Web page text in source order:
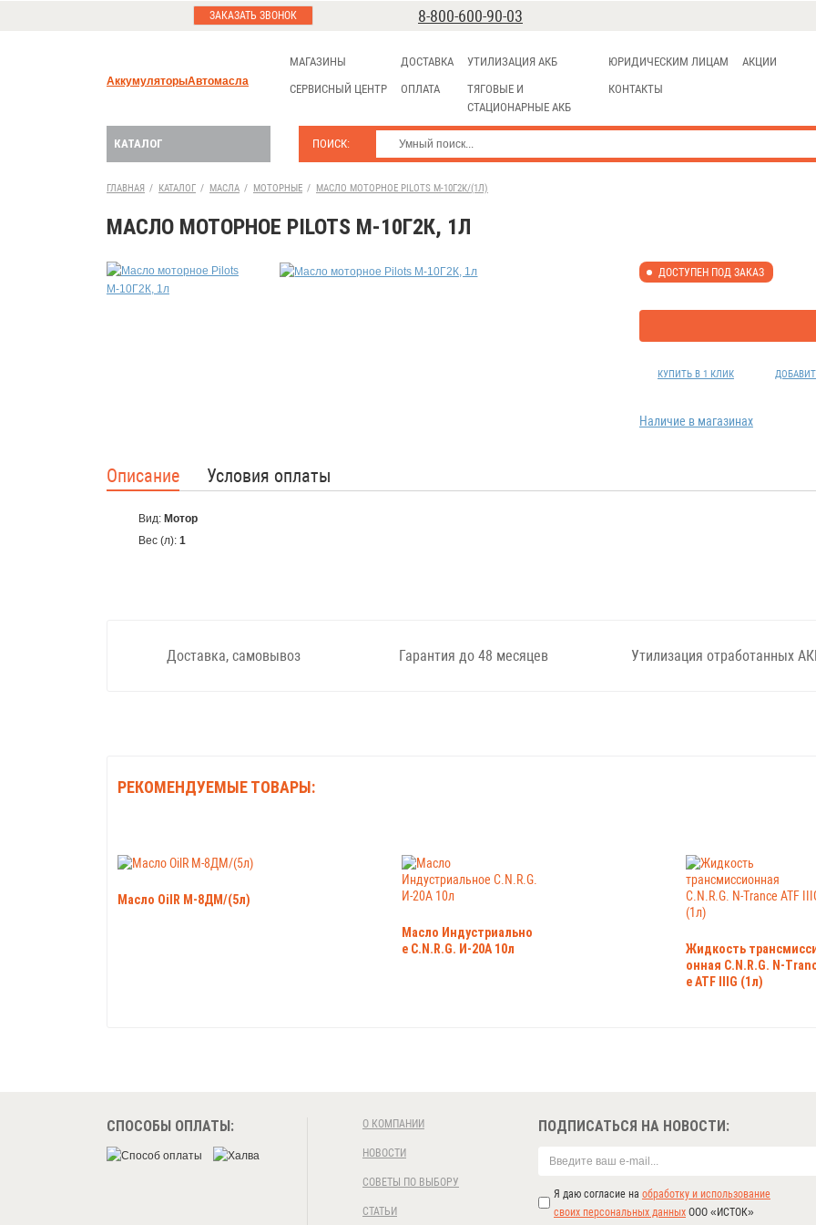
ЗАКАЗАТЬ ЗВОНОК 8-800-600-90-03
АккумуляторыАвтомасла
МАГАЗИНЫ
СЕРВИСНЫЙ ЦЕНТР
ДОСТАВКА
ОПЛАТА
УТИЛИЗАЦИЯ АКБ
ТЯГОВЫЕ И
СТАЦИОНАРНЫЕ АКБ
ЮРИДИЧЕСКИМ ЛИЦАМ
КОНТАКТЫ
АКЦИИ
ПОИСК:
КАТАЛОГ
ГЛАВНАЯ / КАТАЛОГ / МАСЛА / МОТОРНЫЕ / МАСЛО МОТОРНОЕ PILOTS М-10Г2К/(1Л)
МАСЛО МОТОРНОЕ PILOTS М-10Г2К, 1Л
ДОСТУПЕН ПОД ЗАКАЗ
КУПИТЬ В 1 КЛИК
Наличие в магазинах
Описание Условия оплаты
Вид: Мотор
Вес (л): 1
Доставка, самовывоз Гарантия до 48 месяцев Утилизация отработанных
РЕКОМЕНДУЕМЫЕ ТОВАРЫ:
Масло OilR М-8ДМ/(5л)
Масло Индустриально
е C.N.R.G. И-20А 10л
Жидкость
онная C.N.R.G. N-
e ATF IIIG (1л)
СПОСОБЫ ОПЛАТЫ: О КОМПАНИИ
НОВОСТИ
СОВЕТЫ ПО ВЫБОРУ
СТАТЬИ
ПОДПИСАТЬСЯ НА НОВОСТИ:
Я даю согласие на обработку и использование
своих персональных данных ООО «ИСТОК»